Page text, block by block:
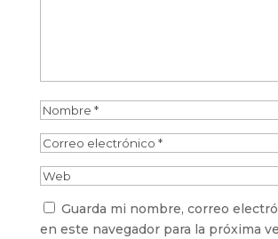
Guarda mi nombre, correo
en este navegador para la próxima